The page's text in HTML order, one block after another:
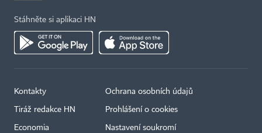
Stáhněte si aplikaci HN
Kontakty
Tiráž redakce HN
Economia
Ochrana osobních údajů
Prohlášení o cookies
Nastavení soukromí